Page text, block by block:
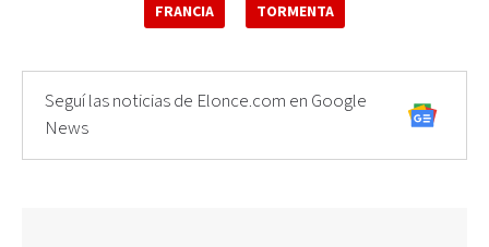
FRANCIA TORMENTA
Seguí las noticias de Elonce.com en Google
News